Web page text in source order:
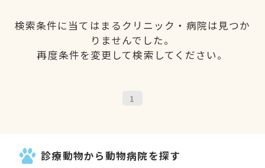
検索条件に当てはまるクリニック・病院は見つか
りませんでした。
再度条件を変更して検索してください。
1
診療動物から動物病院を探す